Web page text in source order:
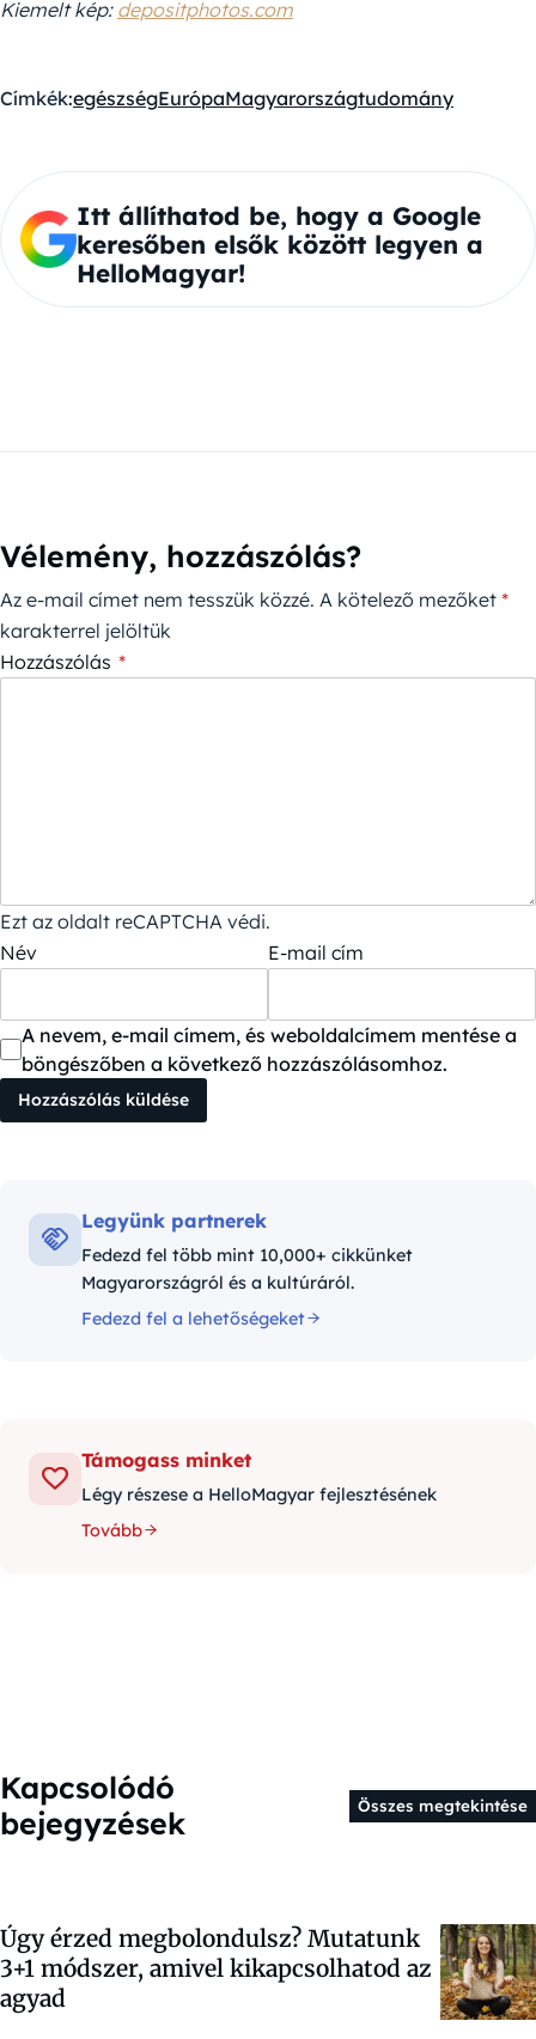
Kiemelt kép: depositphotos.com
Címkék:egészségEurópaMagyarországtudomány
Itt állíthatod be, hogy a Google
keresőben elsők között legyen a
HelloMagyar!
Vélemény, hozzászólás?
Az e-mail címet nem tesszük közzé. A kötelező mezőket *
karakterrel jelöltük
Hozzászólás *
Ezt az oldalt reCAPTCHA védi.
Név
E-mail cím
A nevem, e-mail címem, és weboldalcímem mentése a
böngészőben a következő hozzászólásomhoz.
Legyünk partnerek
Fedezd fel több mint 10,000+ cikkünket
Magyarországról és a kultúráról.
Fedezd fel a lehetőségeket
Támogass minket
Légy részese a HelloMagyar fejlesztésének
Tovább
Kapcsolódó
bejegyzések
Összes megtekintése
Úgy érzed megbolondulsz? Mutatunk
3+1 módszer, amivel kikapcsolhatod az
agyad